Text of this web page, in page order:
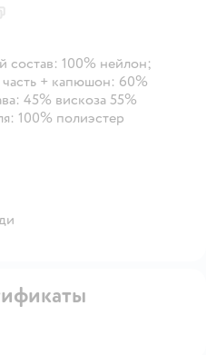
состав: 100% нейлон;
+ капюшон: 60%
45% вискоза 55%
100% полиэстер